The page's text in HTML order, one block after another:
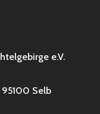
e.V.
95100 Selb